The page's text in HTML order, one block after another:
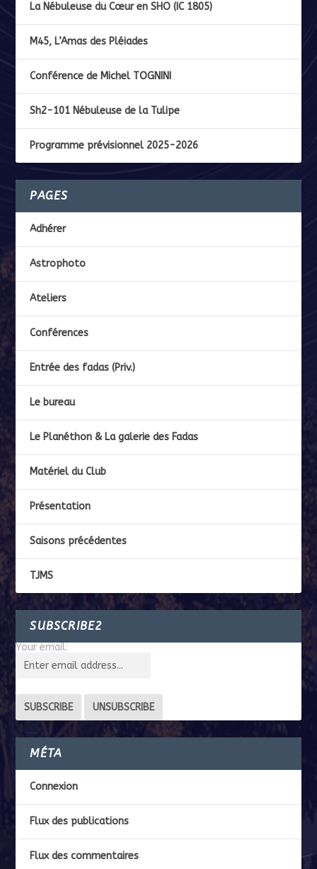
La Nébuleuse du Cœur en SHO (IC 1805)
M45, L’Amas des Pléiades
Conférence de Michel TOGNINI
Sh2-101 Nébuleuse de la Tulipe
Programme prévisionnel 2025-2026
PAGES
Adhérer
Astrophoto
Ateliers
Conférences
Entrée des fadas (Priv.)
Le bureau
Le Planéthon & La galerie des Fadas
Matériel du Club
Présentation
Saisons précédentes
TJMS
SUBSCRIBE2
Your email:
MÉTA
Connexion
Flux des publications
Flux des commentaires